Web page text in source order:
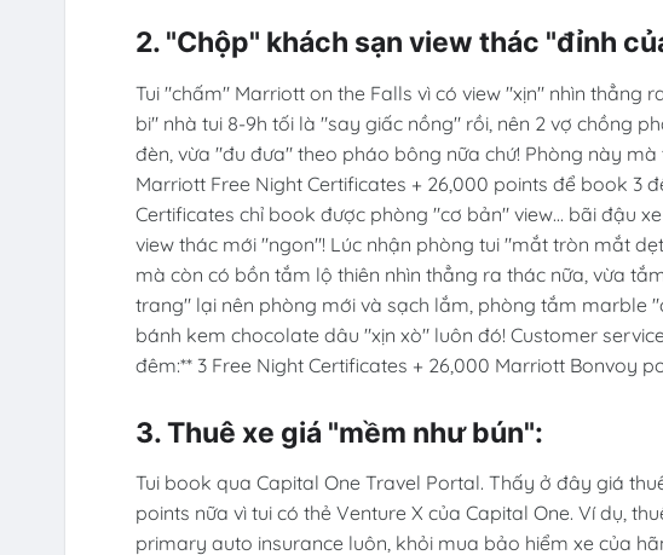
2. "Chộp" khách sạn view thác "đỉnh
Tui "chấm" Marriott on the Falls vì có view "xịn" nhìn thẳng
bi" nhà tui 8-9h tối là "say giấc nồng" rồi, nên 2 vợ chồng
đèn, vừa "đu đưa" theo pháo bông nữa chứ! Phòng này
Marriott Free Night Certificates + 26,000 points để book 3
Certificates chỉ book được phòng "cơ bản" view... bãi đậu
view thác mới "ngon"! Lúc nhận phòng tui "mắt tròn mắt
mà còn có bồn tắm lộ thiên nhìn thẳng ra thác nữa, vừa
trang" lại nên phòng mới và sạch lắm, phòng tắm marble
bánh kem chocolate dâu "xịn xò" luôn đó! Customer
đêm:** 3 Free Night Certificates + 26,000 Marriott Bonvoy
3. Thuê xe giá "mềm như bún":
Tui book qua Capital One Travel Portal. Thấy ở đây giá
points nữa vì tui có thẻ Venture X của Capital One. Ví dụ,
primary auto insurance luôn, khỏi mua bảo hiểm xe của